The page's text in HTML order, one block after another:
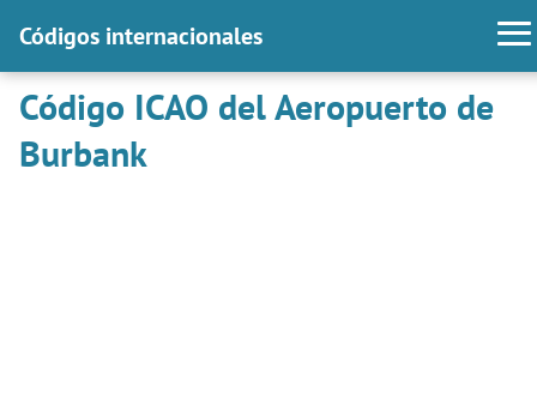
Códigos internacionales
Código ICAO del Aeropuerto de
Burbank